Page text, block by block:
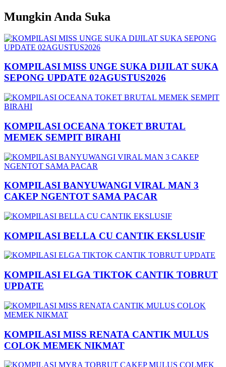
Mungkin Anda Suka
KOMPILASI MISS UNGE SUKA DIJILAT SUKA
SEPONG UPDATE 02AGUSTUS2026
KOMPILASI OCEANA TOKET BRUTAL
MEMEK SEMPIT BIRAHI
KOMPILASI BANYUWANGI VIRAL MAN 3
CAKEP NGENTOT SAMA PACAR
KOMPILASI BELLA CU CANTIK EKSLUSIF
KOMPILASI ELGA TIKTOK CANTIK TOBRUT
UPDATE
KOMPILASI MISS RENATA CANTIK MULUS
COLOK MEMEK NIKMAT